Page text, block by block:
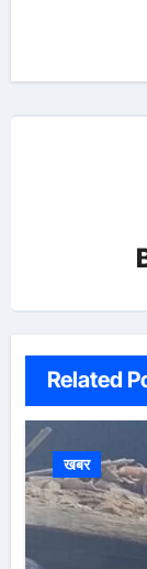
Related
खबर